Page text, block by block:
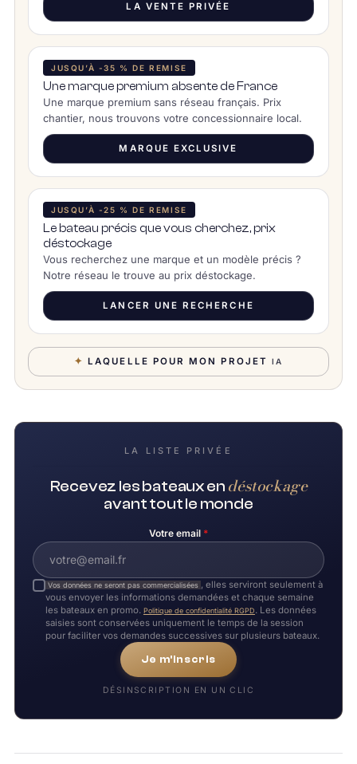
LA VENTE PRIVÉE
JUSQU’À -35 % DE REMISE
Une marque premium absente de France
Une marque premium sans réseau français. Prix
chantier, nous trouvons votre concessionnaire local.
MARQUE EXCLUSIVE
JUSQU’À -25 % DE REMISE
Le bateau précis que vous cherchez, prix
déstockage
Vous recherchez une marque et un modèle précis ?
Notre réseau le trouve au prix déstockage.
LANCER UNE RECHERCHE
✦ LAQUELLE POUR MON PROJET IA
LA LISTE PRIVÉE
Recevez les bateaux en déstockage
avant tout le monde
Votre email *
Vos données ne seront pas commercialisées , elles serviront seulement à
vous envoyer les informations demandées et chaque semaine
les bateaux en promo. Politique de confidentialité RGPD. Les données
saisies sont conservées uniquement le temps de la session
pour faciliter vos demandes successives sur plusieurs bateaux.
Je m'inscris
DÉSINSCRIPTION EN UN CLIC